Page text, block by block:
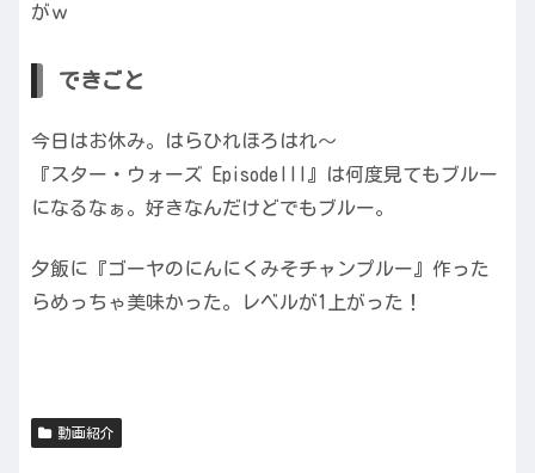
がｗ
できごと
今日はお休み。はらひれほろはれ～
『スター・ウォーズ EpisodeIII』は何度見てもブルー
になるなぁ。好きなんだけどでもブルー。
夕飯に『ゴーヤのにんにくみそチャンプルー』作った
らめっちゃ美味かった。レベルが1上がった！
動画紹介